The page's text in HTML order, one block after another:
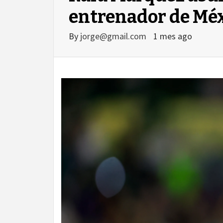
entrenador de
By jorge@gmail.com 1 mes ago